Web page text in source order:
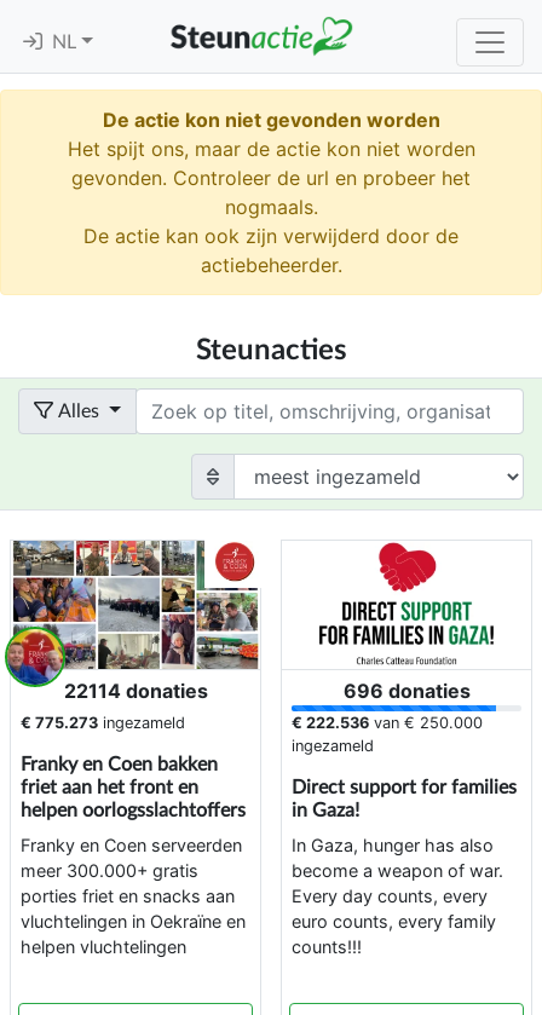
NL
De actie kon niet gevonden worden
Het spijt ons, maar de actie kon niet worden
gevonden. Controleer de url en probeer het
nogmaals.
De actie kan ook zijn verwijderd door de
actiebeheerder.
Steunacties
Alles Term
22114 donaties
€ 775.273 ingezameld
Franky en Coen bakken
friet aan het front en
helpen oorlogsslachtoffers
Franky en Coen serveerden
meer 300.000+ gratis
porties friet en snacks aan
vluchtelingen in Oekraïne en
helpen vluchtelingen
696 donaties
€ 222.536 van € 250.000
ingezameld
Direct support for families
in Gaza!
In Gaza, hunger has also
become a weapon of war.
Every day counts, every
euro counts, every family
counts!!!